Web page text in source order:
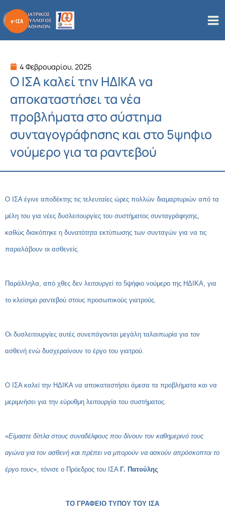
στο
περιεχόμενο
4 Φεβρουαρίου, 2025
Ο ΙΣΑ καλεί την ΗΔΙΚΑ να
αποκαταστήσει τα νέα
προβλήματα στο σύστημα
συνταγογράφησης και στο 5ψηφιο
νούμερο για τα ραντεβού
O ΙΣΑ έγινε αποδέκτης τις τελευταίες ώρες πολλών διαμαρτυριών από τα
μέλη του για νέες δυσλειτουργίες του συστήματος συνταγράφησης,
καθώς διακόπηκε η δυνατότητα εκτύπωσης των συνταγών για να τις
παραλάβουν οι ασθενείς.
Παράλληλα, από χθες δεν λειτουργεί το 5ψήφιο νούμερο της ΗΔΙΚΑ, για
το κλείσιμο ραντεβού στους προσωπικούς γιατρούς.
Οι δυσλειτουργίες αυτές συνεπάγονται μεγάλη ταλαιπωρία για τον
ασθενή ενώ δυσχεραίνουν το έργο του γιατρού.
Ο ΙΣΑ καλεί την ΗΔΙΚΑ να αποκαταστήσει άμεσα τα προβλήματα και να
μεριμνήσει για την εύρυθμη λειτουργία του συστήματος.
«Είμαστε δίπλα στους συναδέλφους που δίνουν τον καθημερινό τους
αγώνα για τον ασθενή και πρέπει να μπορούν να ασκούν απρόσκοπτοι το
έργο τους», τόνισε ο Πρόεδρος του ΙΣΑ Γ. Πατούλης
ΤΟ ΓΡΑΦΕΙΟ ΤΥΠΟΥ ΤΟΥ ΙΣΑ